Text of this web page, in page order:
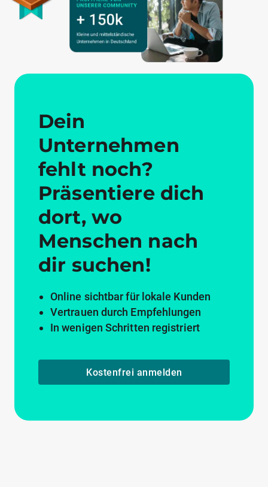
Dein
Unternehmen
fehlt noch?
Präsentiere dich
dort, wo
Menschen nach
dir suchen!
Online sichtbar für lokale Kunden
Vertrauen durch Empfehlungen
In wenigen Schritten registriert
Kostenfrei anmelden